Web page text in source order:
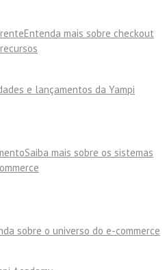
Entenda mais sobre checkout
e lançamentos da Yampi
Saiba mais sobre os sistemas
sobre o universo do e-commerce